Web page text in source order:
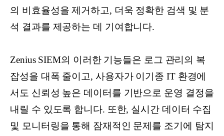
의 비효율성을 제거하고, 더욱 정확한 검색 및 분
석 결과를 제공하는 데 기여합니다.
Zenius SIEM의 이러한 기능들은 로그 관리의 복
잡성을 대폭 줄이고, 사용자가 이기종 IT 환경에
서도 신뢰성 높은 데이터를 기반으로 운영 결정을
내릴 수 있도록 합니다. 또한, 실시간 데이터 수집
및 모니터링을 통해 잠재적인 문제를 조기에 탐지